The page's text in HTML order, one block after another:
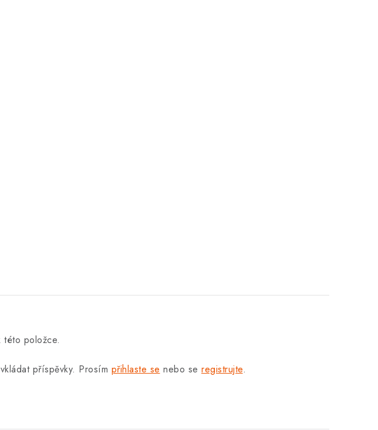
položce.
příspěvky. Prosím přihlaste se nebo se registrujte.